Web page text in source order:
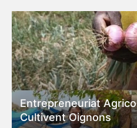
Entrepreneuriat
Cultivent Oignons